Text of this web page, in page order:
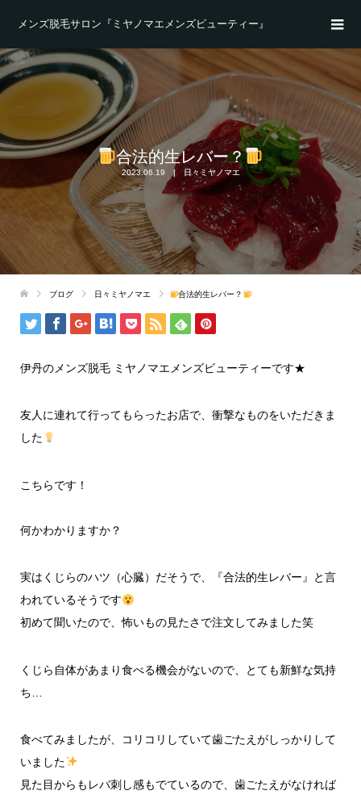
メンズ脱毛サロン『ミヤノマエメンズビューティー』
合法的生レバー？
2023.06.19 日々ミヤノマエ
ブログ 日々ミヤノマエ 合法的生レバー？
伊丹のメンズ脱毛 ミヤノマエメンズビューティーです★
友人に連れて行ってもらったお店で、衝撃なものをいただきま
した
こちらです！
何かわかりますか？
実はくじらのハツ （心臓）だそうで、『合法的生レバー』と言
われているそうです
初めて聞いたので、怖いもの見たさで注文してみました笑
くじら自体があまり食べる機会がないので、とても新鮮な気持
ち…
食べてみましたが、コリコリしていて歯ごたえがしっかりして
いました
見た目からもレバ刺し感もでているので、歯ごたえがなければ